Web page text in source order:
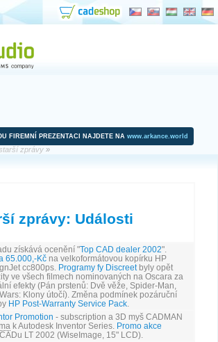
FIREMNÍ PREZENTACI NAJDETE NA www.arkance.world
zprávy »
zprávy: Události
získává ocenění "Top CAD dealer 2002".
65.000,-Kč na velkoformátovou kopírku HP
cc800ps. Programy fy Discreetbyly opět
ve všech filmech nominovaných na Oscara za
efekty (Pán prstenů: Dvě věže, Spider-Man,
Klony útočí). Změna podmínek pozáruční
HP Post-Warranty Service Pack
Promotion - subscription a 3D myš CADMAN
k Autodesk Inventor Series. Promo akce
LT 2002 (WiseImage, 15" LCD).